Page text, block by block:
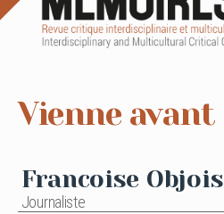
Vienne
Francoise Objois
Journaliste